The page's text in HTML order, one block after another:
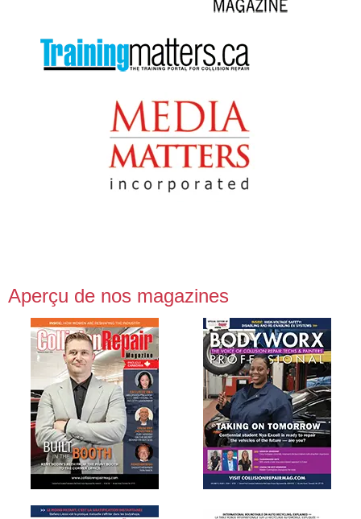
Aperçu de nos magazines